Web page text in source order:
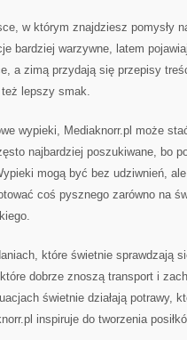
w którym znajdziesz pomysły
bardziej warzywne, latem
a zimą przydają się przepisy
lepszy smak.
wypieki, Mediaknorr.pl może
najbardziej poszukiwane, bo
mogą być bez udziwnień,
coś pysznego zarówno na
które świetnie sprawdzają
dobrze znoszą transport i
świetnie działają potrawy,
inspiruje do tworzenia